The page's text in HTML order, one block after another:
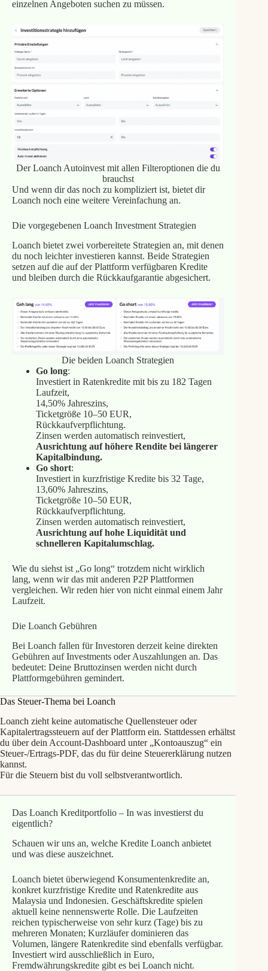
einzelnen Angeboten suchen zu müssen.
Der Loanch Autoinvest mit allen Filteroptionen die du
brauchst
Und wenn dir das noch zu kompliziert ist, bietet dir
Loanch noch eine weitere Vereinfachung an.
Die vorgegebenen Loanch Investment Strategien
Loanch bietet zwei vorbereitete Strategien an, mit denen
du noch leichter investieren kannst. Beide Strategien
setzen auf die auf der Plattform verfügbaren Kredite
und bleiben durch die Rückkaufgarantie abgesichert.
Die beiden Loanch Strategien
Go long:
Investiert in Ratenkredite mit bis zu 182 Tagen
Laufzeit,
14,50% Jahreszins,
Ticketgröße 10–50 EUR,
Rückkaufverpflichtung.
Zinsen werden automatisch reinvestiert,
Ausrichtung auf höhere Rendite bei längerer
Kapitalbindung.
Go short:
Investiert in kurzfristige Kredite bis 32 Tage,
13,60% Jahreszins,
Ticketgröße 10–50 EUR,
Rückkaufverpflichtung.
Zinsen werden automatisch reinvestiert,
Ausrichtung auf hohe Liquidität und
schnelleren Kapitalumschlag.
Wie du siehst ist „Go long“ trotzdem nicht wirklich
lang, wenn wir das mit anderen P2P Plattformen
vergleichen. Wir reden hier von nicht einmal einem Jahr
Laufzeit.
Die Loanch Gebühren
Bei Loanch fallen für Investoren derzeit keine direkten
Gebühren auf Investments oder Auszahlungen an. Das
bedeutet: Deine Bruttozinsen werden nicht durch
Plattformgebühren gemindert.
Das Steuer-Thema bei Loanch
Loanch zieht keine automatische Quellensteuer oder
Kapitalertragssteuern auf der Plattform ein. Stattdessen erhältst
du über dein Account‑Dashboard unter „Kontoauszug“ ein
Steuer‑/Ertrags‑PDF, das du für deine Steuererklärung nutzen
kannst.
Für die Steuern bist du voll selbstverantwortlich.
Das Loanch Kreditportfolio – In was investierst du
eigentlich?
Schauen wir uns an, welche Kredite Loanch anbietet
und was diese auszeichnet.
Loanch bietet überwiegend Konsumentenkredite an,
konkret kurzfristige Kredite und Ratenkredite aus
Malaysia und Indonesien. Geschäftskredite spielen
aktuell keine nennenswerte Rolle. Die Laufzeiten
reichen typischerweise von sehr kurz (Tage) bis zu
mehreren Monaten; Kurzläufer dominieren das
Volumen, längere Ratenkredite sind ebenfalls verfügbar.
Investiert wird ausschließlich in Euro,
Fremdwährungskredite gibt es bei Loanch nicht.